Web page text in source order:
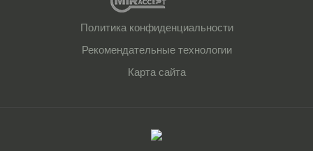
Политика конфиденциальности
Рекомендательные технологии
Карта сайта